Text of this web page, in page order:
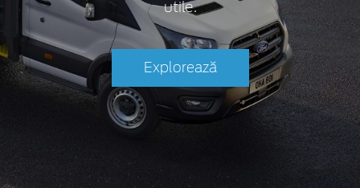
utile.
Explorează